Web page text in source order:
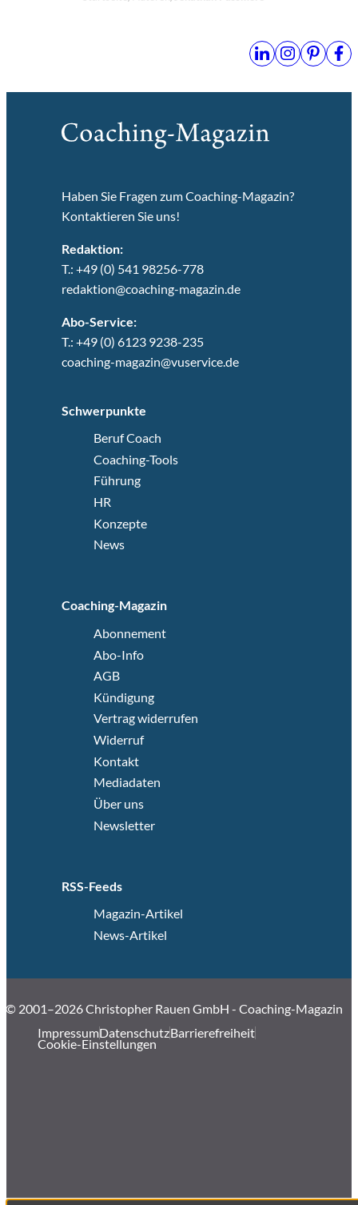
Haben Sie Fragen zum Coaching-Magazin?
Kontaktieren Sie uns!
Redaktion:
T.: +49 (0) 541 98256-778
redaktion@coaching-magazin.de
Abo-Service:
T.: +49 (0) 6123 9238-235
coaching-magazin@vuservice.de
Schwerpunkte
Beruf Coach
Coaching-Tools
Führung
HR
Konzepte
News
Coaching-Magazin
Abonnement
Abo-Info
AGB
Kündigung
Vertrag widerrufen
Widerruf
Kontakt
Mediadaten
Über uns
Newsletter
RSS-Feeds
Magazin-Artikel
News-Artikel
© 2001–2026 Christopher Rauen GmbH - Coaching-Magazin
ImpressumDatenschutzBarrierefreiheit
Cookie-Einstellungen